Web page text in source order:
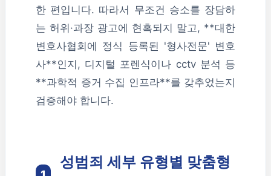
한 편입니다. 따라서 무조건 승소를 장담하
는 허위·과장 광고에 현혹되지 말고, **대한
변호사협회에 정식 등록된 '형사전문' 변호
사**인지, 디지털 포렌식이나 cctv 분석 등
**과학적 증거 수집 인프라**를 갖추었는지
검증해야 합니다.
성범죄 세부 유형별 맞춤형